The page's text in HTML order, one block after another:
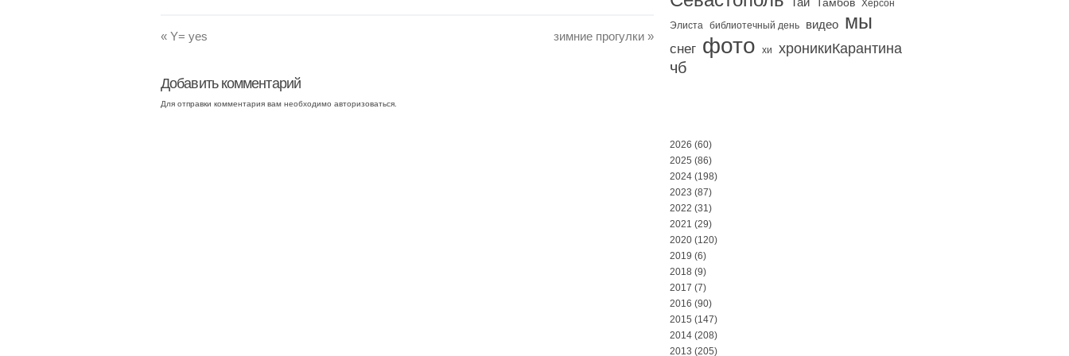
« Y= yes зимние прогулки »
Добавить комментарий
Для отправки комментария вам необходимо авторизоваться
Херсон
Элиста библиотечный день видео мы
снег фото хи хроникиКарантина
чб
2026 (60)
2025 (86)
2024 (198)
2023 (87)
2022 (31)
2021 (29)
2020 (120)
2019 (6)
2018 (9)
2017 (7)
2016 (90)
2015 (147)
2014 (208)
2013 (205)